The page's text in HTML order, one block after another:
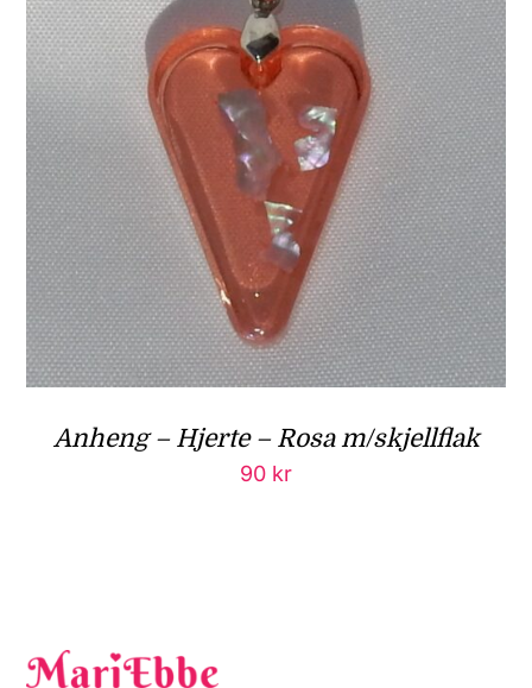
Anheng – Hjerte – Rosa m/skjellflak
90 kr